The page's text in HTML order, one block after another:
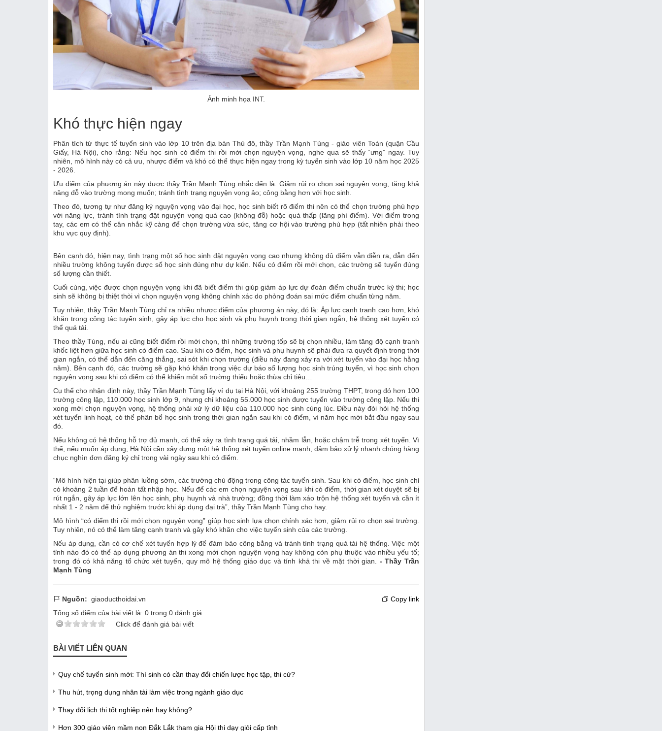
Ảnh minh họa INT.
Khó thực hiện ngay
Phân tích từ thực tế tuyển sinh vào lớp 10 trên địa bàn Thủ đô, thầy Trần Mạnh Tùng - giáo viên Toán (quận Cầu
Giấy, Hà Nội), cho rằng: Nếu học sinh có điểm thi rồi mới chọn nguyện vọng, nghe qua sẽ thấy “ưng” ngay. Tuy
nhiên, mô hình này có cả ưu, nhược điểm và khó có thể thực hiện ngay trong kỳ tuyển sinh vào lớp 10 năm học 2025
- 2026.
Ưu điểm của phương án này được thầy Trần Mạnh Tùng nhắc đến là: Giảm rủi ro chọn sai nguyện vọng; tăng khả
năng đỗ vào trường mong muốn; tránh tình trạng nguyện vọng ảo; công bằng hơn với học sinh.
Theo đó, tương tự như đăng ký nguyện vọng vào đại học, học sinh biết rõ điểm thi nên có thể chọn trường phù hợp
với năng lực, tránh tình trạng đặt nguyện vọng quá cao (không đỗ) hoặc quá thấp (lãng phí điểm). Với điểm trong
tay, các em có thể cân nhắc kỹ càng để chọn trường vừa sức, tăng cơ hội vào trường phù hợp (tất nhiên phải theo
khu vực quy định).
Bên cạnh đó, hiện nay, tình trạng một số học sinh đặt nguyện vọng cao nhưng không đủ điểm vẫn diễn ra, dẫn đến
nhiều trường không tuyển được số học sinh đúng như dự kiến. Nếu có điểm rồi mới chọn, các trường sẽ tuyển đúng
số lượng cần thiết.
Cuối cùng, việc được chọn nguyện vọng khi đã biết điểm thi giúp giảm áp lực dự đoán điểm chuẩn trước kỳ thi; học
sinh sẽ không bị thiệt thòi vì chọn nguyện vọng không chính xác do phỏng đoán sai mức điểm chuẩn từng năm.
Tuy nhiên, thầy Trần Mạnh Tùng chỉ ra nhiều nhược điểm của phương án này, đó là: Áp lực cạnh tranh cao hơn, khó
khăn trong công tác tuyển sinh, gây áp lực cho học sinh và phụ huynh trong thời gian ngắn, hệ thống xét tuyển có
thể quá tải.
Theo thầy Tùng, nếu ai cũng biết điểm rồi mới chọn, thì những trường tốp sẽ bị chọn nhiều, làm tăng độ cạnh tranh
khốc liệt hơn giữa học sinh có điểm cao. Sau khi có điểm, học sinh và phụ huynh sẽ phải đưa ra quyết định trong thời
gian ngắn, có thể dẫn đến căng thẳng, sai sót khi chọn trường (điều này đang xảy ra với xét tuyển vào đại học hằng
năm). Bên cạnh đó, các trường sẽ gặp khó khăn trong việc dự báo số lượng học sinh trúng tuyển, vì học sinh chọn
nguyện vọng sau khi có điểm có thể khiến một số trường thiếu hoặc thừa chỉ tiêu…
Cụ thể cho nhận định này, thầy Trần Mạnh Tùng lấy ví dụ tại Hà Nội, với khoảng 255 trường THPT, trong đó hơn 100
trường công lập, 110.000 học sinh lớp 9, nhưng chỉ khoảng 55.000 học sinh được tuyển vào trường công lập. Nếu thi
xong mới chọn nguyện vọng, hệ thống phải xử lý dữ liệu của 110.000 học sinh cùng lúc. Điều này đòi hỏi hệ thống
xét tuyển linh hoạt, có thể phân bổ học sinh trong thời gian ngắn sau khi có điểm, vì năm học mới bắt đầu ngay sau
đó.
Nếu không có hệ thống hỗ trợ đủ mạnh, có thể xảy ra tình trạng quá tải, nhầm lẫn, hoặc chậm trễ trong xét tuyển. Vì
thế, nếu muốn áp dụng, Hà Nội cần xây dựng một hệ thống xét tuyển online mạnh, đảm bảo xử lý nhanh chóng hàng
chục nghìn đơn đăng ký chỉ trong vài ngày sau khi có điểm.
“Mô hình hiện tại giúp phân luồng sớm, các trường chủ động trong công tác tuyển sinh. Sau khi có điểm, học sinh chỉ
có khoảng 2 tuần để hoàn tất nhập học. Nếu để các em chọn nguyện vọng sau khi có điểm, thời gian xét duyệt sẽ bị
rút ngắn, gây áp lực lớn lên học sinh, phụ huynh và nhà trường; đồng thời làm xáo trộn hệ thống xét tuyển và cần ít
nhất 1 - 2 năm để thử nghiệm trước khi áp dụng đại trà”, thầy Trần Mạnh Tùng cho hay.
Mô hình “có điểm thi rồi mới chọn nguyện vọng” giúp học sinh lựa chọn chính xác hơn, giảm rủi ro chọn sai trường.
Tuy nhiên, nó có thể làm tăng cạnh tranh và gây khó khăn cho việc tuyển sinh của các trường.
Nếu áp dụng, cần có cơ chế xét tuyển hợp lý để đảm bảo công bằng và tránh tình trạng quá tải hệ thống. Việc một
tỉnh nào đó có thể áp dụng phương án thi xong mới chọn nguyện vọng hay không còn phụ thuộc vào nhiều yếu tố;
trong đó có khả năng tổ chức xét tuyển, quy mô hệ thống giáo dục và tính khả thi về mặt thời gian. - Thầy Trần
Mạnh Tùng
Nguồn: giaoducthoidai.vn
Copy link
Tổng số điểm của bài viết là: 0 trong 0 đánh giá
Click để đánh giá bài viết
BÀI VIẾT LIÊN QUAN
Quy chế tuyển sinh mới: Thí sinh có cần thay đổi chiến lược học tập, thi cử?
Thu hút, trọng dụng nhân tài làm việc trong ngành giáo dục
Thay đổi lịch thi tốt nghiệp nên hay không?
Hơn 300 giáo viên mầm non Đắk Lắk tham gia Hội thi dạy giỏi cấp tỉnh